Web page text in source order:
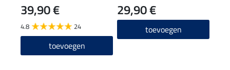
39,90 €
4.8 24
toevoegen
29,90 €
toevoegen